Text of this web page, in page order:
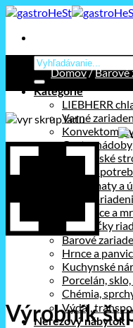
Prejsť
obsah
Hľadať:
Kategórie
LIEBHERR
Varné
Gastronádoby
Kuchynské
Stolné
Holdomaty a
Pizza
Chladiace a
Umývačky
Barové
Hrnce a
Kuchynské
Porcelán,
Chémia,
Výdaj,
Nerezový nábytok
Domov/Barové
Výrobník